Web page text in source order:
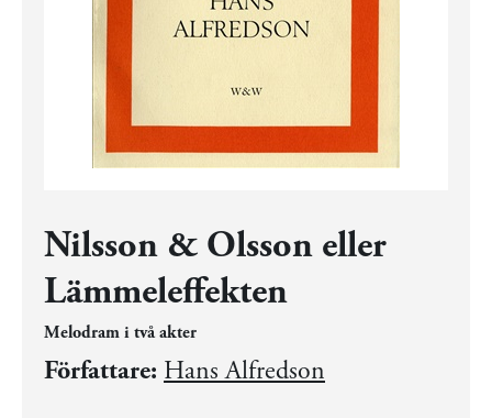
Nilsson & Olsson eller
Lämmeleffekten
Melodram i två akter
Författare: Hans Alfredson